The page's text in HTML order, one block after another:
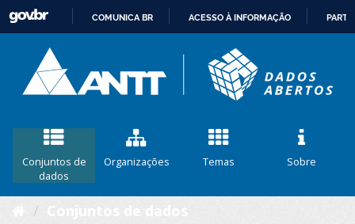
CONTEÚDO
COMUNICA BR ACESSO À INFORMAÇÃO
Conjuntos de
dados
Organizações Temas Sobre